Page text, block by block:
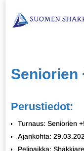
Seniorien
Perustiedot:
Turnaus: Seniorien
Ajankohta:
Pelipaikka: